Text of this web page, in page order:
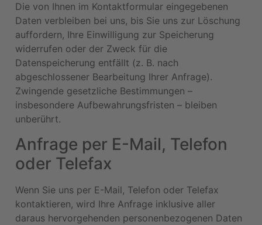
Die von Ihnen im Kontaktformular eingegebenen
Daten verbleiben bei uns, bis Sie uns zur Löschung
auffordern, Ihre Einwilligung zur Speicherung
widerrufen oder der Zweck für die
Datenspeicherung entfällt (z. B. nach
abgeschlossener Bearbeitung Ihrer Anfrage).
Zwingende gesetzliche Bestimmungen –
insbesondere Aufbewahrungsfristen – bleiben
unberührt.
Anfrage per E-Mail, Telefon
oder Telefax
Wenn Sie uns per E-Mail, Telefon oder Telefax
kontaktieren, wird Ihre Anfrage inklusive aller
daraus hervorgehenden personenbezogenen Daten